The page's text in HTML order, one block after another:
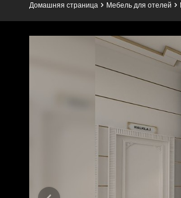
Домашняя страница Мебель для отелей